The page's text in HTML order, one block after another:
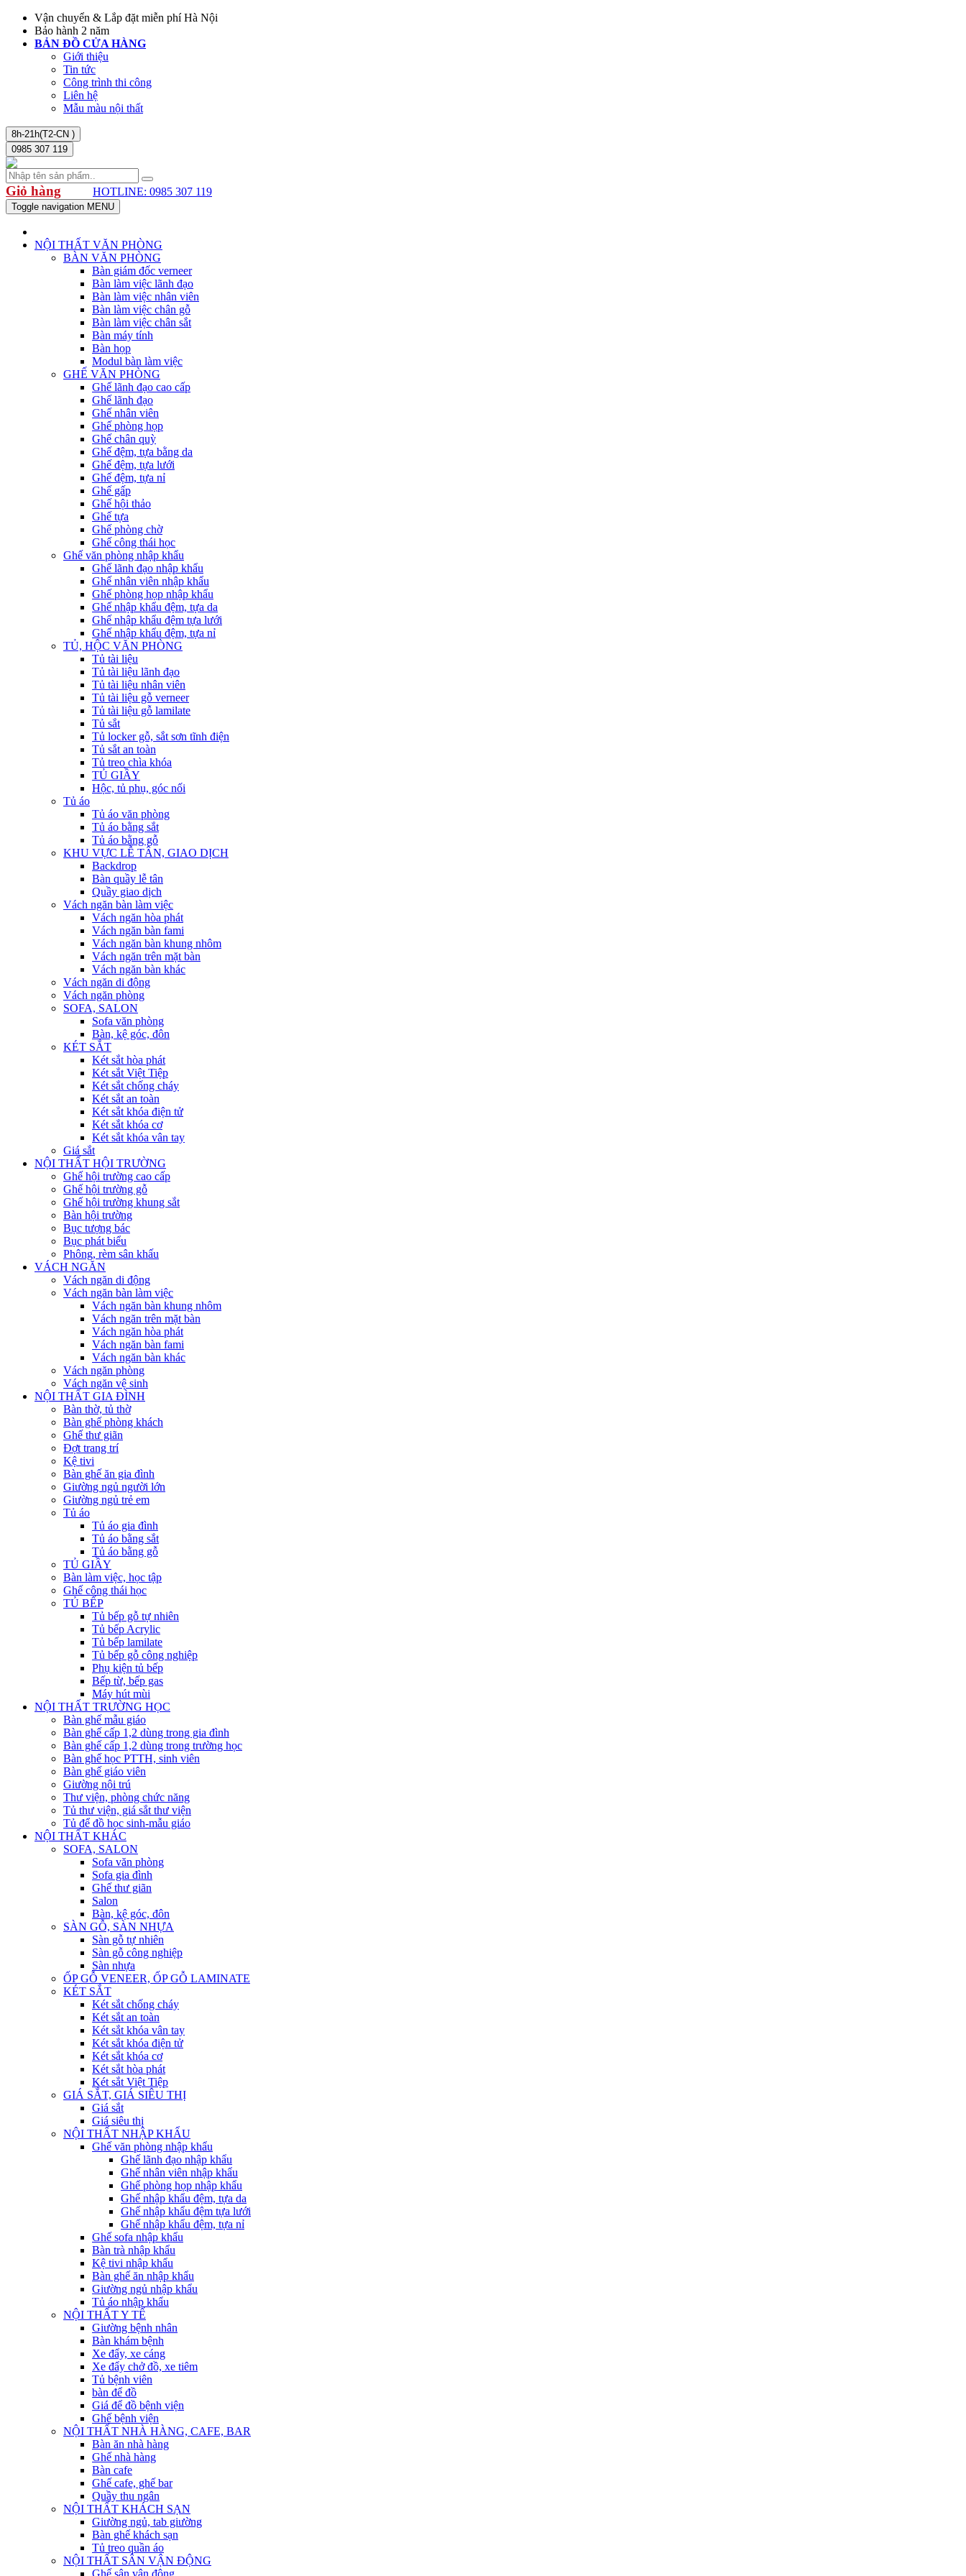
Vận chuyển & Lắp đặt miễn phí Hà Nội
Bảo hành 2 năm
BẢN ĐỒ CỬA HÀNG
Giới thiệu
Tin tức
Công trình thi công
Liên hệ
Mẫu màu nội thất
8h-21h(T2-CN )
0985 307 119
Giỏ hàng HOTLINE: 0985 307 119
Toggle navigation MENU
NỘI THẤT VĂN PHÒNG
BÀN VĂN PHÒNG
Bàn giám đốc verneer
Bàn làm việc lãnh đạo
Bàn làm việc nhân viên
Bàn làm việc chân gỗ
Bàn làm việc chân sắt
Bàn máy tính
Bàn họp
Modul bàn làm việc
GHẾ VĂN PHÒNG
Ghế lãnh đạo cao cấp
Ghế lãnh đạo
Ghế nhân viên
Ghế phòng họp
Ghế chân quỳ
Ghế đệm, tựa bằng da
Ghế đệm, tựa lưới
Ghế đệm, tựa nỉ
Ghế gấp
Ghế hội thảo
Ghế tựa
Ghế phòng chờ
Ghế công thái học
Ghế văn phòng nhập khẩu
Ghế lãnh đạo nhập khẩu
Ghế nhân viên nhập khẩu
Ghế phòng họp nhập khẩu
Ghế nhập khẩu đệm, tựa da
Ghế nhập khẩu đệm tựa lưới
Ghế nhập khẩu đệm, tựa nỉ
TỦ, HỘC VĂN PHÒNG
Tủ tài liệu
Tủ tài liệu lãnh đạo
Tủ tài liệu nhân viên
Tủ tài liệu gỗ verneer
Tủ tài liệu gỗ lamilate
Tủ sắt
Tủ locker gỗ, sắt sơn tĩnh điện
Tủ sắt an toàn
Tủ treo chìa khóa
TỦ GIẦY
Hộc, tủ phụ, góc nối
Tủ áo
Tủ áo văn phòng
Tủ áo bằng sắt
Tủ áo bằng gỗ
KHU VỰC LỄ TÂN, GIAO DỊCH
Backdrop
Bàn quầy lễ tân
Quầy giao dịch
Vách ngăn bàn làm việc
Vách ngăn hòa phát
Vách ngăn bàn fami
Vách ngăn bàn khung nhôm
Vách ngăn trên mặt bàn
Vách ngăn bàn khác
Vách ngăn di động
Vách ngăn phòng
SOFA, SALON
Sofa văn phòng
Bàn, kệ góc, đôn
KÉT SẮT
Két sắt hòa phát
Két sắt Việt Tiệp
Két sắt chống cháy
Két sắt an toàn
Két sắt khóa điện tử
Két sắt khóa cơ
Két sắt khóa vân tay
Giá sắt
NỘI THẤT HỘI TRƯỜNG
Ghế hội trường cao cấp
Ghế hội trường gỗ
Ghế hội trường khung sắt
Bàn hội trường
Bục tượng bác
Bục phát biểu
Phông, rèm sân khấu
VÁCH NGĂN
Vách ngăn di động
Vách ngăn bàn làm việc
Vách ngăn bàn khung nhôm
Vách ngăn trên mặt bàn
Vách ngăn hòa phát
Vách ngăn bàn fami
Vách ngăn bàn khác
Vách ngăn phòng
Vách ngăn vệ sinh
NỘI THẤT GIA ĐÌNH
Bàn thờ, tủ thờ
Bàn ghế phòng khách
Ghế thư giãn
Đợt trang trí
Kệ tivi
Bàn ghế ăn gia đình
Giường ngủ người lớn
Giường ngủ trẻ em
Tủ áo
Tủ áo gia đình
Tủ áo bằng sắt
Tủ áo bằng gỗ
TỦ GIẦY
Bàn làm việc, học tập
Ghế công thái học
TỦ BẾP
Tủ bếp gỗ tự nhiên
Tủ bếp Acrylic
Tủ bếp lamilate
Tủ bếp gỗ công nghiệp
Phụ kiện tủ bếp
Bếp từ, bếp gas
Máy hút mùi
NỘI THẤT TRƯỜNG HỌC
Bàn ghế mẫu giáo
Bàn ghế cấp 1,2 dùng trong gia đình
Bàn ghế cấp 1,2 dùng trong trường học
Bàn ghế học PTTH, sinh viên
Bàn ghế giáo viên
Giường nội trú
Thư viện, phòng chức năng
Tủ thư viện, giá sắt thư viện
Tủ để đồ học sinh-mẫu giáo
NỘI THẤT KHÁC
SOFA, SALON
Sofa văn phòng
Sofa gia đình
Ghế thư giãn
Salon
Bàn, kệ góc, đôn
SÀN GỖ, SÀN NHỰA
Sàn gỗ tự nhiên
Sàn gỗ công nghiệp
Sàn nhựa
ỐP GỖ VENEER, ỐP GỖ LAMINATE
KÉT SẮT
Két sắt chống cháy
Két sắt an toàn
Két sắt khóa vân tay
Két sắt khóa điện tử
Két sắt khóa cơ
Két sắt hòa phát
Két sắt Việt Tiệp
GIÁ SẮT, GIÁ SIÊU THỊ
Giá sắt
Giá siêu thị
NỘI THẤT NHẬP KHẨU
Ghế văn phòng nhập khẩu
Ghế lãnh đạo nhập khẩu
Ghế nhân viên nhập khẩu
Ghế phòng họp nhập khẩu
Ghế nhập khẩu đệm, tựa da
Ghế nhập khẩu đệm tựa lưới
Ghế nhập khẩu đệm, tựa nỉ
Ghế sofa nhập khẩu
Bàn trà nhập khẩu
Kệ tivi nhập khẩu
Bàn ghế ăn nhập khẩu
Giường ngủ nhập khẩu
Tủ áo nhập khẩu
NỘI THẤT Y TẾ
Giường bệnh nhân
Bàn khám bệnh
Xe đẩy, xe cáng
Xe đẩy chở đồ, xe tiêm
Tủ bệnh viên
bàn để đồ
Giá để đồ bệnh viện
Ghế bệnh viện
NỘI THẤT NHÀ HÀNG, CAFE, BAR
Bàn ăn nhà hàng
Ghế nhà hàng
Bàn cafe
Ghế cafe, ghế bar
Quầy thu ngân
NỘI THẤT KHÁCH SẠN
Giường ngủ, tab giường
Bàn ghế khách sạn
Tủ treo quần áo
NỘI THẤT SÂN VẬN ĐỘNG
Ghế sân vận động